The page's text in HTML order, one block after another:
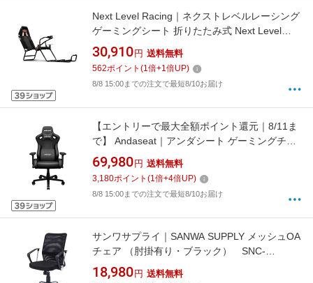
Next Level Racing｜ネクストレベルレーシング
ゲーミングシート 折りたたみ式 Next Level
Racing GT Lite NLR-S021
30,910 円 送料無料
562ポイント (1倍+1倍UP)
8/8 15:00までの注文で最短8/10お届け
【エントリーで最大全額ポイント還元｜8/11ま
で】 Andaseat｜アンダシート ゲーミングチェ
ア [シート W570xD540、H1450mm] Kaiser
Frontier XL ブラック GC-KAISERF_XL/BK
69,980 円 送料無料
3,180ポイント (1倍+4倍UP)
8/8 15:00までの注文で最短8/10お届け
サンワサプライ｜SANWA SUPPLY メッシュOA
チェア （肘掛有り・ブラック） SNC-
NET16ABK[SNCNET16ABK]
18,980 円 送料無料